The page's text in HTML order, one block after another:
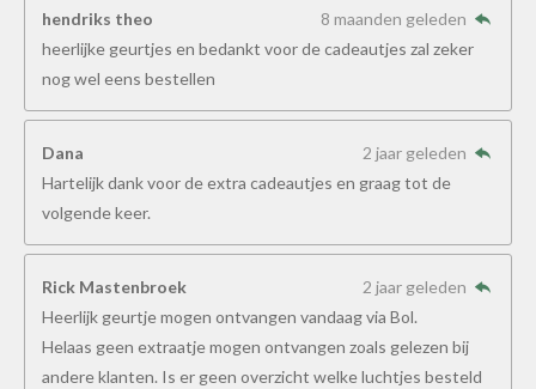
hendriks theo
8 maanden geleden
heerlijke geurtjes en bedankt voor de cadeautjes zal zeker
nog wel eens bestellen
Dana
2 jaar geleden
Hartelijk dank voor de extra cadeautjes en graag tot de
volgende keer.
Rick Mastenbroek
2 jaar geleden
Heerlijk geurtje mogen ontvangen vandaag via Bol.
Helaas geen extraatje mogen ontvangen zoals gelezen bij
andere klanten. Is er geen overzicht welke luchtjes besteld